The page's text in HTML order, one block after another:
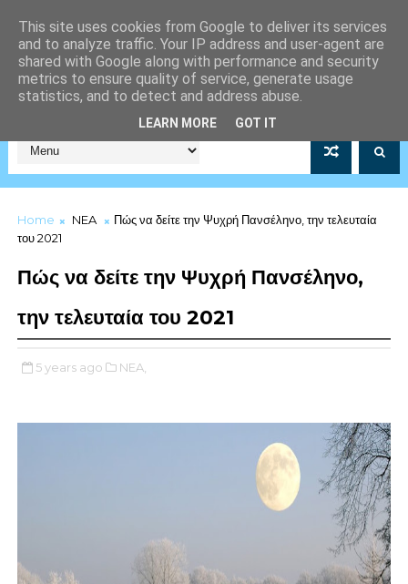
Home NEA
Πώς να δείτε την Ψυχρή Πανσέληνο, την τελευταία
του 2021
Πώς να δείτε την Ψυχρή Πανσέληνο,
την τελευταία του 2021
5 years ago NEA,
This site uses cookies from Google to deliver its services
and to analyze traffic. Your IP address and user-agent are
shared with Google along with performance and security
metrics to ensure quality of service, generate usage
statistics, and to detect and address abuse.
LEARN MORE GOT IT